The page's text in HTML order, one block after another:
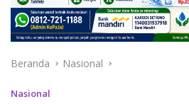
Beranda Nasional
Nasional